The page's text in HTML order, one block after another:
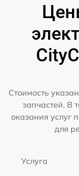
Стоимость
запчастей. В
оказания услуг
для
Услуга